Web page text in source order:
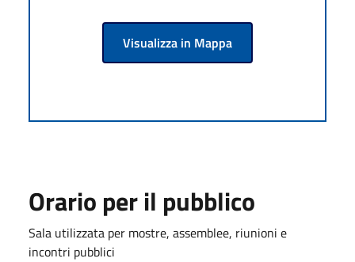
Visualizza in Mappa
Orario per il pubblico
Sala utilizzata per mostre, assemblee, riunioni e
incontri pubblici